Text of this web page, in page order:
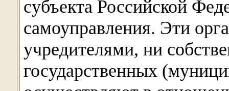
субъекта Российской
самоуправления. Эти
учредителями, ни
государственных